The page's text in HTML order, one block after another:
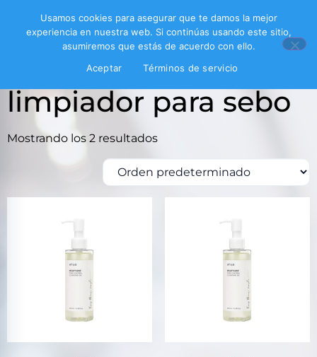
/ Productos etiquetados “limpiador para sebo”
limpiador para sebo
Mostrando los 2 resultados
Usamos cookies para asegurar que te damos la mejor
experiencia en nuestra web. Si continúas usando este sitio,
asumiremos que estás de acuerdo con ello.
Aceptar
Términos de servicio